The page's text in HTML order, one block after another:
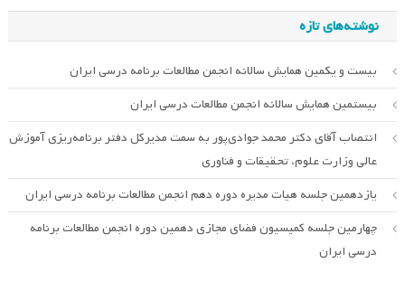
نوشته‌های تازه
بیست و یکمین همایش سالانه انجمن مطالعات برنامه درسی ایران
بیستمین همایش سالانه انجمن مطالعات درسی ایران
انتصاب آقای دکتر محمد جوادی‌پور به سمت مدیرکل دفتر برنامه‌ریزی آموزش
عالی وزارت علوم، تحقیقات و فناوری
یازدهمین جلسه هیات مدیره دوره دهم انجمن مطالعات برنامه درسی ایران
چهارمین جلسه کمیسیون فضای مجازی دهمین دوره انجمن مطالعات برنامه
درسی ایران